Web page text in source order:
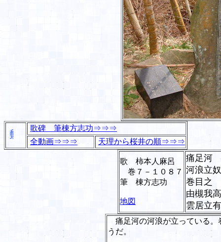
歌碑 筆棟方志功⇒⇒⇒
全動画⇒⇒⇒
天理から桜井の順⇒⇒⇒
歌 柿本人麻呂
巻７－１０８７
筆 棟方志功
地図
痛足河
河浪立奴
巻目之
由槻我
雲居立
痛足河の河浪が立っている。
うだ。